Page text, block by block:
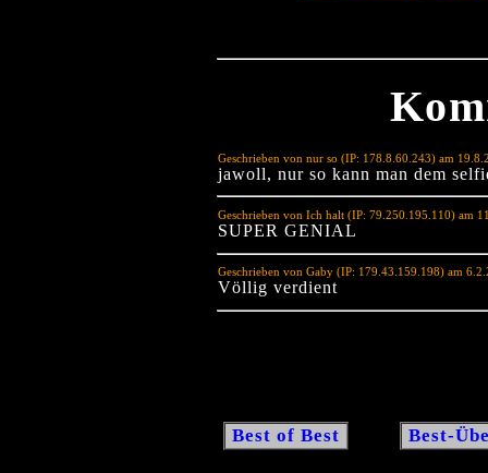
Geschrieben von nur so (IP: 178.8.60.243) am
jawoll, nur so kann man dem
Geschrieben von Ich halt (IP: 79.250.195.110) am
SUPER GENIAL
Geschrieben von Gaby (IP: 179.43.159.198) am
Völlig verdient
Best of Best Best-